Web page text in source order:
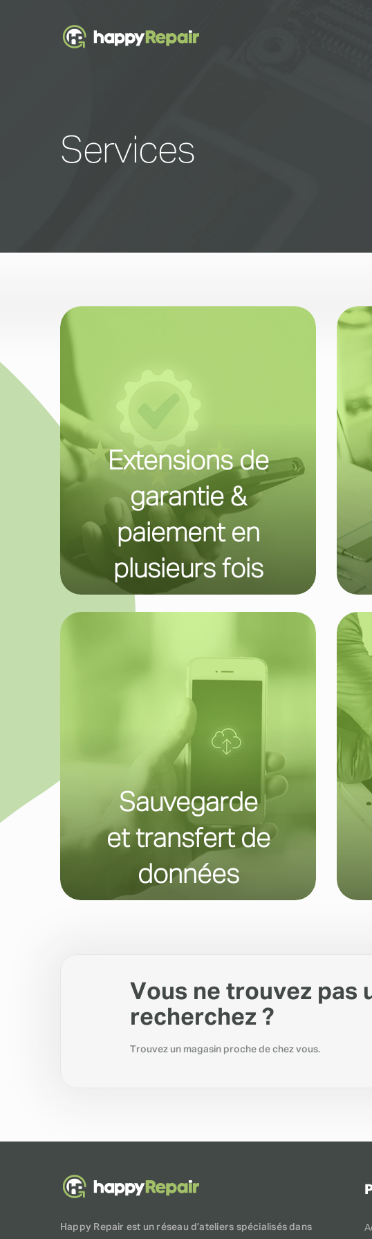
Services
Extensions de
garantie &
paiement en
plusieurs fois
Sauvegarde
et transfert de
données
Vous ne trouvez pas
recherchez ?
Trouvez un magasin proche de chez vous.
Happy Repair est un réseau d’ateliers spécialisés dans